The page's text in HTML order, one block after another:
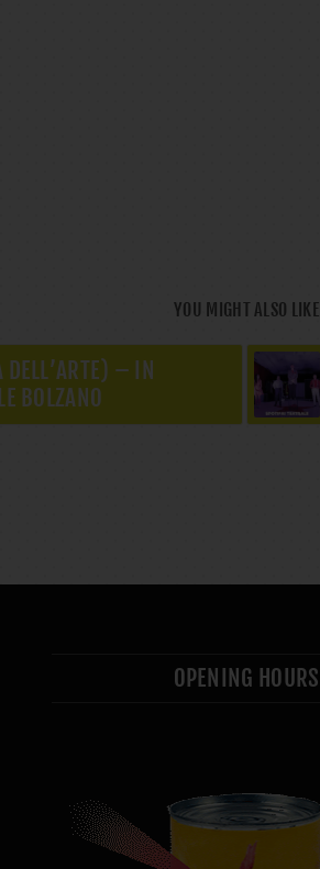
YOU MIGHT ALSO LIKE
– IN
BOLZANO
OPENING HOURS